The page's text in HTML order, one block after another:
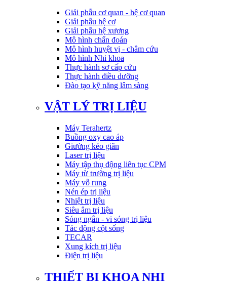
Giải phẫu cơ quan - hệ cơ quan
Giải phẫu hệ cơ
Giải phẫu hệ xương
Mô hình chẩn đoán
Mô hình huyệt vị - châm cứu
Mô hình Nhi khoa
Thực hành sơ cấp cứu
Thực hành điều dưỡng
Đào tạo kỹ năng lâm sàng
VẬT LÝ TRỊ LIỆU
Máy Terahertz
Buồng oxy cao áp
Giường kéo giãn
Laser trị liệu
Máy tập thụ động liên tục CPM
Máy từ trường trị liệu
Máy vỗ rung
Nén ép trị liệu
Nhiệt trị liệu
Siêu âm trị liệu
Sóng ngắn - vi sóng trị liệu
Tác động cột sống
TECAR
Xung kích trị liệu
Điện trị liệu
THIẾT BỊ KHOA NHI